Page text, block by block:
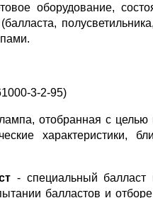
оборудование,
3-2-95)
отобранная с целью
- специальный балласт
балластов и